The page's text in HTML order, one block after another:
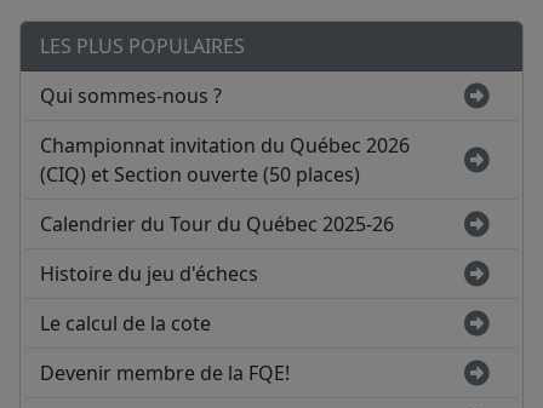
LES PLUS POPULAIRES
Qui sommes-nous ?
Championnat invitation du Québec 2026
(CIQ) et Section ouverte (50 places)
Calendrier du Tour du Québec 2025-26
Histoire du jeu d'échecs
Le calcul de la cote
Devenir membre de la FQE!